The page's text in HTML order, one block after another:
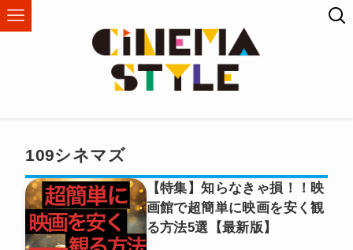
109シネマズ
【特集】知らなきゃ損！！映
画館で超簡単に映画を安く観
る方法5選【最新版】